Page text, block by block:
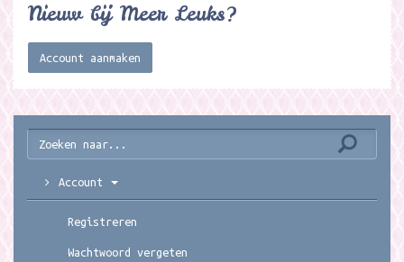
Nieuw bij Meer Leuks?
Account aanmaken
Account
Registreren
Wachtwoord vergeten